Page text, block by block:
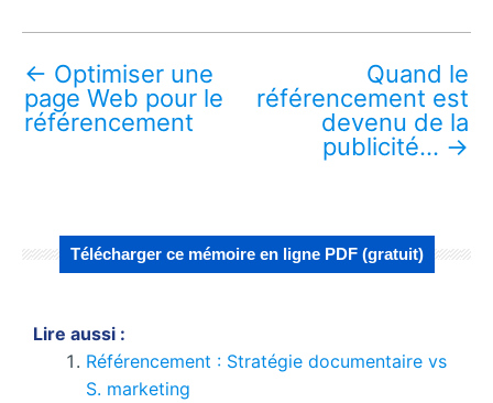
← Optimiser une
page Web pour le
référencement
Quand le
référencement est
devenu de la
publicité… →
Télécharger ce mémoire en ligne PDF (gratuit)
Lire aussi :
Référencement : Stratégie documentaire vs
S. marketing